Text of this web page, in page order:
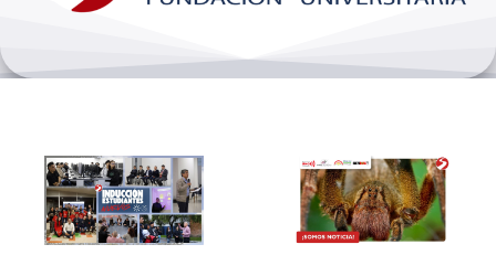
Investigación
Extension y desarrollo